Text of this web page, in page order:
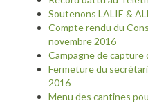
Soutenons LALIE &
Compte rendu du
novembre 2016
Campagne de capture
Fermeture du
2016
Menu des cantines